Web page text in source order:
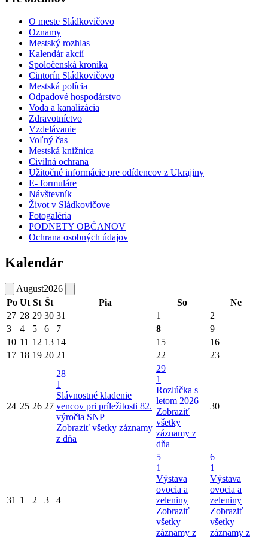
O meste Sládkovičovo
Oznamy
Mestský rozhlas
Kalendár akcií
Spoločenská kronika
Cintorín Sládkovičovo
Mestská polícia
Odpadové hospodárstvo
Voda a kanalizácia
Zdravotníctvo
Vzdelávanie
Voľný čas
Mestská knižnica
Civilná ochrana
Užitočné informácie pre odídencov z Ukrajiny
E- formuláre
Návštevník
Život v Sládkovičove
Fotogaléria
PODNETY OBČANOV
Ochrana osobných údajov
Kalendár
August2026
Po Ut St Št Pia So
Ne
27 28 29 30 31 1
2
3
4 5 6 7 8
9
10 11 12 13 14 15
16
17 18 19 20 21 22 23
24 25 26 27
28
1
Slávnostné kladenie
vencov pri príležitosti 82.
výročia SNP
Zobraziť všetky záznamy
z dňa
29
1
Rozlúčka s
letom 2026
Zobraziť
všetky
záznamy z
dňa
30
31 1 2 3 4
5
1
Výstava
ovocia a
zeleniny
Zobraziť
všetky
záznamy z
6
1
Výstava
ovocia a
zeleniny
Zobraziť
všetky
záznamy z